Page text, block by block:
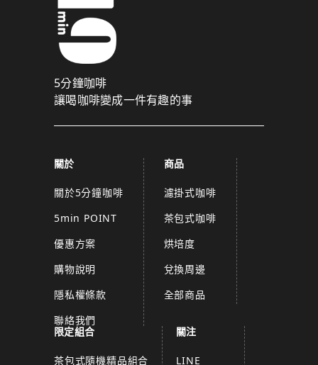
5分鐘咖啡
讓喝咖啡變成一件有趣的事
關於
關於5分鐘咖啡
5min POINT
優惠方案
購物說明
隱私權條款
聯絡我們
商品
濾掛式咖啡
茶包式咖啡
烘培度
兌換周邊
全部商品
限定組合
茶包式隨機精品組合
關注
LINE